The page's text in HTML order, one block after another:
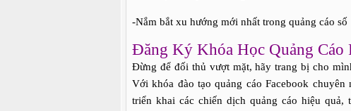
-Nắm bắt xu hướng mới nhất trong quảng cáo số
Đăng Ký Khóa Học Quảng Cáo
Đừng để đối thủ vượt mặt, hãy trang bị cho
Với khóa đào tạo quảng cáo Facebook
triển khai các chiến dịch quảng cáo hiệu